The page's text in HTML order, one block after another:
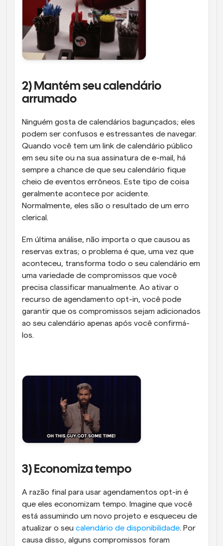
2) Mantém seu calendário
arrumado
Ninguém gosta de calendários bagunçados; eles
podem ser confusos e estressantes de navegar.
Quando você tem um link de calendário público
em seu site ou na sua assinatura de e-mail, há
sempre a chance de que seu calendário fique
cheio de eventos errôneos. Este tipo de coisa
geralmente acontece por acidente.
Normalmente, eles são o resultado de um erro
clerical.
Em última análise, não importa o que causou as
reservas extras; o problema é que, uma vez que
aconteceu, transforma todo o seu calendário em
uma variedade de compromissos que você
precisa classificar manualmente. Ao ativar o
recurso de agendamento opt-in, você pode
garantir que os compromissos sejam adicionados
ao seu calendário apenas após você confirmá-
los.
3) Economiza tempo
A razão final para usar agendamentos opt-in é
que eles economizam tempo. Imagine que você
está assumindo um novo projeto e esqueceu de
atualizar o seu calendário de disponibilidade. Por
causa disso, alguns compromissos foram